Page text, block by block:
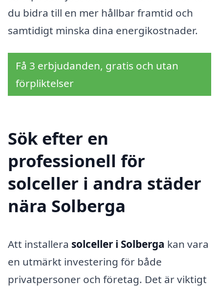
du bidra till en mer hållbar framtid och
samtidigt minska dina energikostnader.
Få 3 erbjudanden, gratis och utan
förpliktelser
Sök efter en
professionell för
solceller i andra städer
nära Solberga
Att installera solceller i Solberga kan vara
en utmärkt investering för både
privatpersoner och företag. Det är viktigt